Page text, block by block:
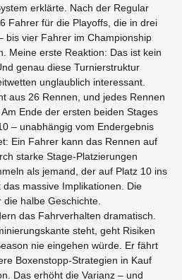
erklärte. Nach der Regular
Fahrer für die Playoffs, die in drei
bis vier Fahrer im Championship
Meine erste Reaktion: Das ist kein
genau diese Turnierstruktur
unglaublich interessant.
aus 26 Rennen, und jedes Rennen
Ende der ersten beiden Stages
– unabhängig vom Endergebnis
Ein Fahrer kann das Rennen auf
starke Stage-Platzierungen
als jemand, der auf Platz 10 ins
massive Implikationen. Die
halbe Geschichte.
das Fahrverhalten dramatisch.
steht, geht Risiken
nie eingehen würde. Er fährt
Boxenstopp-Strategien in Kauf
Das erhöht die Varianz – und